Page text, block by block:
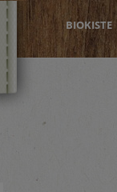
BIOKISTE